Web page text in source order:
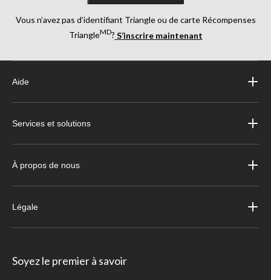
Vous n’avez pas d’identifiant Triangle ou de carte Récompenses
TriangleMD? S’inscrire maintenant
Aide
Services et solutions
À propos de nous
Légale
Soyez le premier à savoir